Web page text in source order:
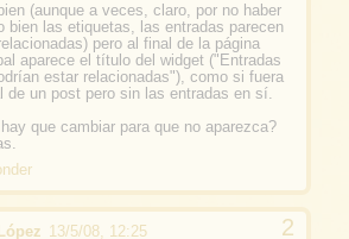
(aunque a veces, claro, por no haber
bien las etiquetas, las entradas parecen
pero al final de la página
aparece el título del widget ("Entradas
estar relacionadas"), como si fuera
de un post pero sin las entradas en sí.
que cambiar para que no aparezca?
13/5/08, 12:25